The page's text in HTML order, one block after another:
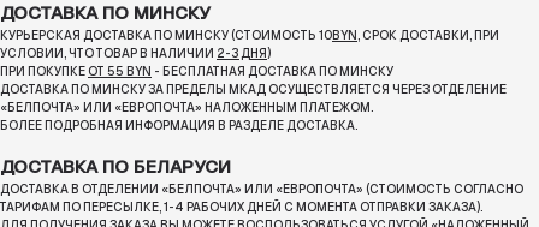
ДОСТАВКА ПО МИНСКУ
КУРЬЕРСКАЯ ДОСТАВКА ПО МИНСКУ (СТОИМОСТЬ 10BYN, СРОК ДОСТАВКИ, ПРИ
УСЛОВИИ, ЧТО ТОВАР В НАЛИЧИИ 2-3 ДНЯ )
ПРИ ПОКУПКЕ ОТ 55 BYN - БЕСПЛАТНАЯ ДОСТАВКА ПО МИНСКУ
ДОСТАВКА ПО МИНСКУ ЗА ПРЕДЕЛЫ МКАД ОСУЩЕСТВЛЯЕТСЯ ЧЕРЕЗ ОТДЕЛЕНИЕ
«БЕЛПОЧТА» ИЛИ «ЕВРОПОЧТА» НАЛОЖЕННЫМ ПЛАТЕЖОМ.
БОЛЕЕ ПОДРОБНАЯ ИНФОРМАЦИЯ В РАЗДЕЛЕ ДОСТАВКА.
ДОСТАВКА ПО БЕЛАРУСИ
ДОСТАВКА В ОТДЕЛЕНИИ «БЕЛПОЧТА» ИЛИ «ЕВРОПОЧТА» (СТОИМОСТЬ СОГЛАСНО
ТАРИФАМ ПО ПЕРЕСЫЛКЕ, 1-4 РАБОЧИХ ДНЕЙ С МОМЕНТА ОТПРАВКИ ЗАКАЗА).